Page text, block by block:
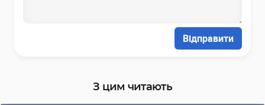
Відправити
З цим читають